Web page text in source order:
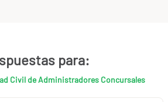
para:
Civil de Administradores Concursales